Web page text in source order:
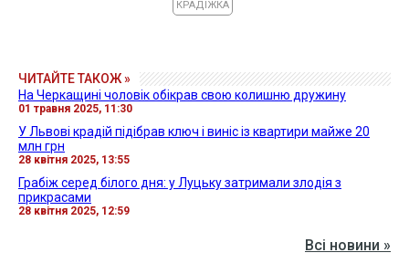
КРАДІЖКА
ЧИТАЙТЕ ТАКОЖ »
На Черкащині чоловік обікрав свою колишню дружину
01 травня 2025, 11:30
У Львові крадій підібрав ключ і виніс із квартири майже 20
млн грн
28 квітня 2025, 13:55
Грабіж серед білого дня: у Луцьку затримали злодія з
прикрасами
28 квітня 2025, 12:59
Всі новини »